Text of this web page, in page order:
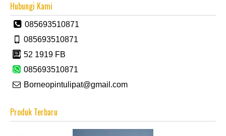
Hubungi Kami
085693510871
085693510871
52 1919 FB
085693510871
Borneopintulipat@gmail.com
Produk Terbaru